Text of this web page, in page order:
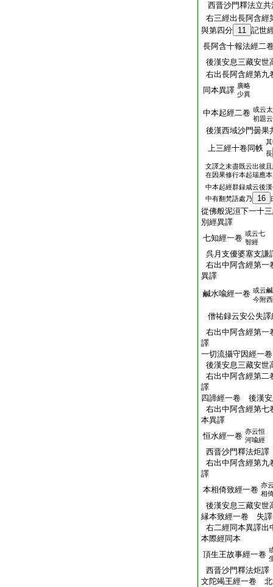
西晋沙門釋法立共
右三經出長阿含經
與第四分 11 記世
長阿含十報法經二
後漢安息三藏安世
右出長阿含經第九
同本異譯 廣略
少異
中本起經二卷 或云
初題
後漢西域沙門曇果
上三經十卷同帙
長
文譯之未盡既云出彼
在因果修行本起瑞應
中本起經群録咸云後
中有翻梵語處乃
16
從佛般泥洹下一十
別經異譯
七知經一卷 或云七
智經
呉月支優婆塞支謙
右出中阿含經第一
異譯
鹹水喩經一卷 或云
今附
僧祐録云安公失譯
右出中阿含經第一
譯
一切流攝守因經一卷
後漢安息三藏安世
右出中阿含經第二
譯
四諦經一卷 後漢安
右出中阿含經第七
本異譯
恒水經一卷 亦云恒
河喩經
西晋沙門釋法炬譯
右出中阿含經第九
譯
本相倚致經一卷 亦
相
後漢安息三藏安世
縁本致經一卷 失譯
右二經同本異譯出
本際經同本
頂生王故事經一卷
西晋沙門釋法炬譯
文陀竭王經一卷 北